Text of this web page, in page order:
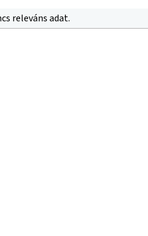
releváns adat.